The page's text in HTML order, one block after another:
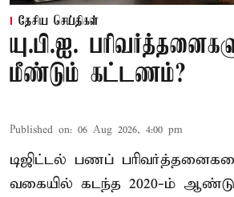
தேசிய செய்திகள்
யு.பி.ஐ.
மீண்டும் கட்டணம்?
Published on: 06 Aug 2026, 4:00 pm
டிஜிட்டல் பணப்
வகையில் கடந்த 2020-ம்